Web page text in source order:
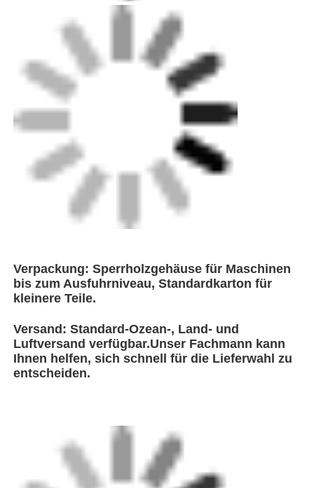
Versand: Standard-Ozean-, Land- und
Luftversand verfügbar.Unser Fachmann kann
Ihnen helfen, sich schnell für die Lieferwahl zu
entscheiden.
G-Tech Piping System (Zhongshan) Company
Das Unternehmen verfügt über die
fortschrittlichsten PE-Rohrleitungstechniken im
Land und erstklassige
Qualitätssicherungsausrüstung.Diese machen es
erreicht den GB-Standard von Dutzenden von